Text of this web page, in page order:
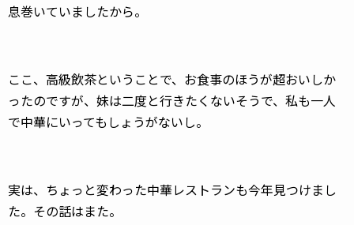
息巻いていましたから。
ここ、高級飲茶ということで、お食事のほうが超おいしか
ったのですが、妹は二度と行きたくないそうで、私も一人
で中華にいってもしょうがないし。
実は、ちょっと変わった中華レストランも今年見つけまし
た。その話はまた。